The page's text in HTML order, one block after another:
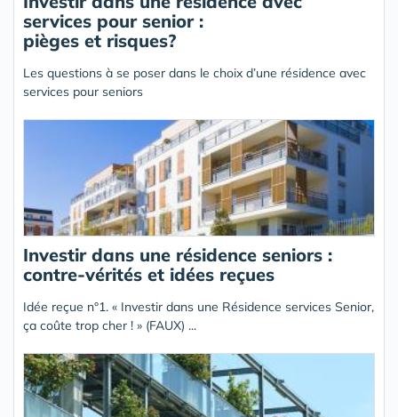
services pour senior :
pièges et risques?
Les questions à se poser dans le choix d’une résidence avec
services pour seniors
Investir dans une résidence seniors :
contre-vérités et idées reçues
Idée reçue n°1. « Investir dans une Résidence services Senior,
ça coûte trop cher ! » (FAUX) ...